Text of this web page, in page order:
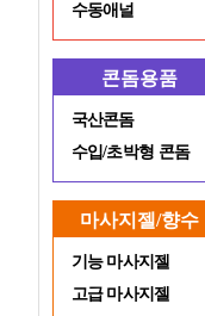
수동애널
콘돔용품
국산콘돔
수입/초박형 콘돔
마사지젤/향수
기능 마사지젤
고급 마사지젤